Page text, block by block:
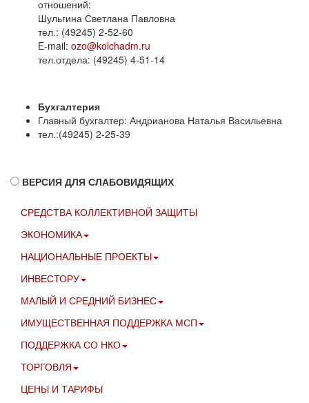
отношений:
Шульгина Светлана Павловна
тел.: (49245) 2-52-60
E-mail: ozo@kolchadm.ru
тел.отдела: (49245) 4-51-14
Бухгалтерия
Главный бухгалтер: Андрианова Наталья Васильевна
тел.:(49245) 2-25-39
ВЕРСИЯ ДЛЯ СЛАБОВИДЯЩИХ
СРЕДСТВА КОЛЛЕКТИВНОЙ ЗАЩИТЫ
ЭКОНОМИКА
НАЦИОНАЛЬНЫЕ ПРОЕКТЫ
ИНВЕСТОРУ
МАЛЫЙ И СРЕДНИЙ БИЗНЕС
ИМУЩЕСТВЕННАЯ ПОДДЕРЖКА МСП
ПОДДЕРЖКА СО НКО
ТОРГОВЛЯ
ЦЕНЫ И ТАРИФЫ